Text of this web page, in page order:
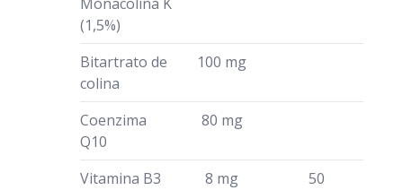
(1,5%)
Bitartrato de
colina
100 mg
Coenzima
Q10
80 mg
Vitamina B3 8 mg
50